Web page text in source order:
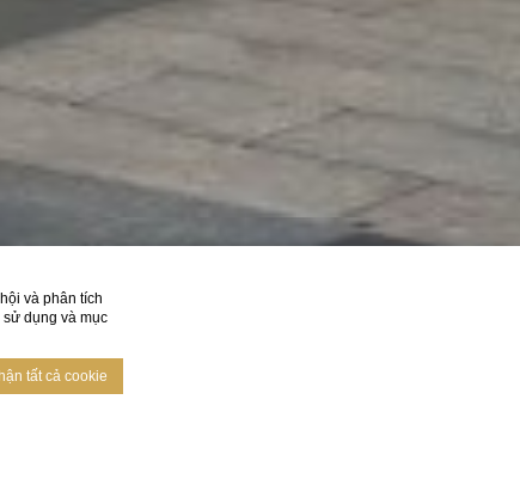
và phân tích
dụng và mục
tất cả cookie